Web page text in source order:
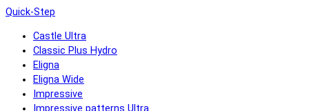
Quick-Step
Castle Ultra
Classic Plus Hydro
Eligna
Eligna Wide
Impressive
Impressive patterns Ultra